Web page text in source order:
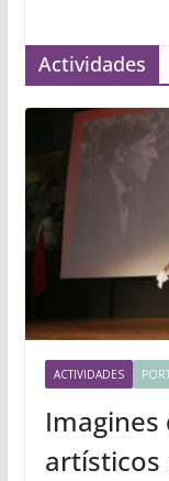
Actividades
ACTIVIDADES
artísticos